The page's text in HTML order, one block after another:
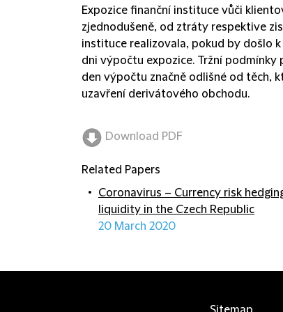
Expozice finanční instituce vůči
zjednodušeně, od ztráty respektive
instituce realizovala, pokud by došlo
dni výpočtu expozice. Tržní
den výpočtu značně odlišné od těch,
uzavření derivátového obchodu.
Download PDF
Related Papers
Coronavirus – Currency risk
liquidity in the Czech Republic
20 March 2020